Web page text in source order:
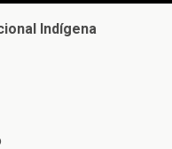
Indígena